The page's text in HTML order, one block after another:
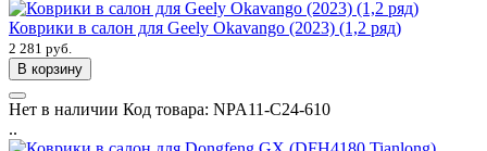
Коврики в салон для Geely Okavango (2023) (1,2 ряд)
2 281 руб.
В корзину
Нет в наличии Код товара: NPA11-C24-610
..